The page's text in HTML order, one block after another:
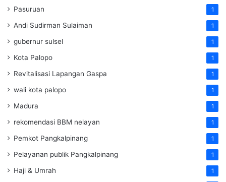
Pasuruan 1
Andi Sudirman Sulaiman 1
gubernur sulsel 1
Kota Palopo 1
Revitalisasi Lapangan Gaspa 1
wali kota palopo 1
Madura 1
rekomendasi BBM nelayan 1
Pemkot Pangkalpinang 1
Pelayanan publik Pangkalpinang 1
Haji & Umrah 1